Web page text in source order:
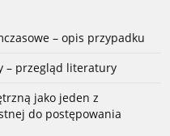
– opis przypadku
– przegląd literatury
jako jeden z
do postępowania